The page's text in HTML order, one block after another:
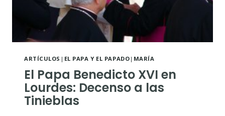
ARTÍCULOS | EL PAPA Y EL PAPADO | MARÍA
El Papa Benedicto XVI en
Lourdes: Decenso a las
Tinieblas